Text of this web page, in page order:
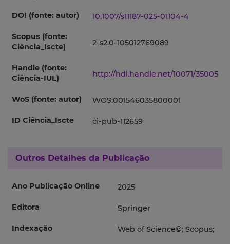
DOI (fonte: autor) 10.1007/s11187-025-01104-4
Scopus (fonte:
Ciência_Iscte)
2-s2.0-105012769089
Handle (fonte:
Ciência-IUL)
http://hdl.handle.net/10071/35005
WoS (fonte: autor) WOS:001546035800001
ID Ciência_Iscte ci-pub-112659
Outros Detalhes da Publicação
Ano Publicação Online 2025
Editora Springer
Indexação Web of Science©; Scopus;